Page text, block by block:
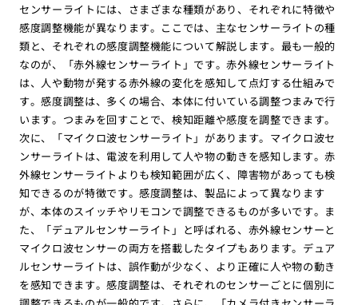
センサーライトには、さまざまな種類があり、それぞれに特徴や
感度調整機能が異なります。ここでは、主なセンサーライトの種
類と、それぞれの感度調整機能について解説します。最も一般的
なのが、「赤外線センサーライト」です。赤外線センサーライト
は、人や動物が発する赤外線の変化を感知して点灯する仕組みで
す。感度調整は、多くの場合、本体に付いている調整つまみで行
います。つまみを回すことで、検知距離や感度を調整できます。
次に、「マイクロ波センサーライト」があります。マイクロ波セ
ンサーライトは、電波を利用して人や物の動きを感知します。赤
外線センサーライトよりも検知範囲が広く、障害物があっても検
知できるのが特徴です。感度調整は、製品によって異なります
が、本体のスイッチやリモコンで調整できるものが多いです。ま
た、「デュアルセンサーライト」と呼ばれる、赤外線センサーと
マイクロ波センサーの両方を搭載したタイプもあります。デュア
ルセンサーライトは、誤作動が少なく、より正確に人や物の動き
を感知できます。感度調整は、それぞれのセンサーごとに個別に